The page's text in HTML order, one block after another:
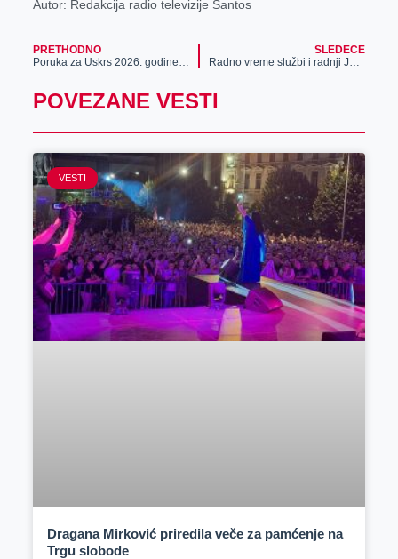
Autor: Redakcija radio televizije Santos
PRETHODNO
Poruka za Uskrs 2026. godine mons. Mirka Štefkovića, zrenjaninskog biskupa
SLEDEĆE
Radno vreme službi i radnji JKP „Čistoća i zelenilo“ Zrenjanin za vreme praznika (Vaskrs 2026. godine – 10, 11, 12. i 13. april)
POVEZANE VESTI
VESTI
Dragana Mirković priredila veče za pamćenje na
Trgu slobode